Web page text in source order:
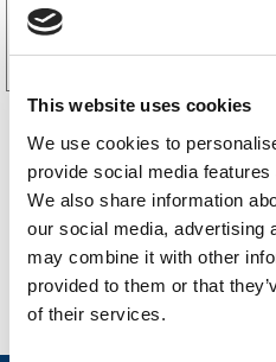
This website uses cookies
We use cookies to
provide social media
We also share information
our social media, advertising
may combine it with other
provided to them or that
of their services.